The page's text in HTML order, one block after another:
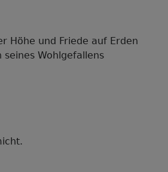
Höhe und Friede auf Erden
seines Wohlgefallens